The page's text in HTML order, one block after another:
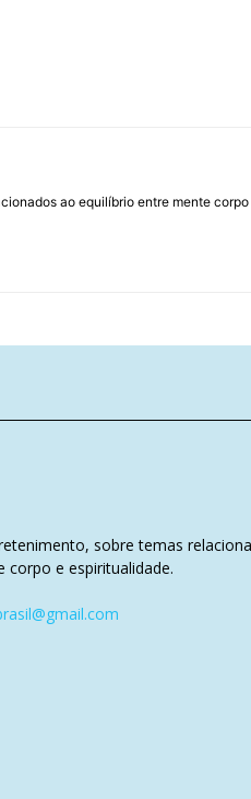
ao equilíbrio entre mente corpo
sobre temas
corpo e espiritualidade.